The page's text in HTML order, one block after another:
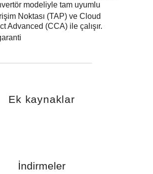
modeliyle tam uyumlu
Noktası (TAP) ve Cloud
Advanced (CCA) ile çalışır.
Ek kaynaklar
İndirmeler